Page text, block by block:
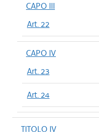
CAPO III
Art. 22
CAPO IV
Art. 23
Art. 24
TITOLO IV